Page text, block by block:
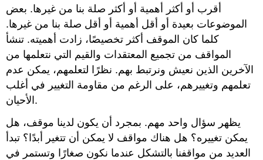
أقرب أو أكثر أهمية أو أكثر صلة بنا من غيرها. بعض
الموضوعات بعيدة أو أقل أهمية أو أقل صلة بنا من غيرها.
كلما كان الموقف أكثر تخصيصًا، زادت أهميته. تنشأ
المواقف من تجميع المعتقدات والقيم التي نتعلمها من
الآخرين الذين نعيش ونرتبط بهم. نظرًا لتعلمهم، يمكن عدم
تعلمهم وتغييرهم، على الرغم من مقاومة التغيير في أغلب
الأحيان.
يظهر سؤال واحد مهم. بمجرد أن يكون لدينا موقف، هل
يمكن تغييره؟ هل هناك مواقف لا يمكن أن تتغير أبدًا؟ تبدأ
العديد من مواقفنا بالتشكل عندما نكون صغارًا وتستمر في